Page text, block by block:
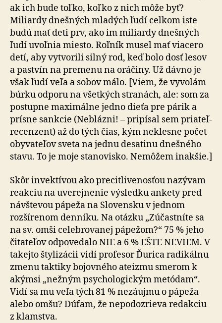
ak ich bude toľko, koľko z nich môže byť?
Miliardy dnešných mladých ľudí celkom iste
budú mať deti prv, ako im miliardy dnešných
ľudí uvoľnia miesto. Roľník musel mať viacero
detí, aby vytvorili silný rod, keď bolo dosť lesov
a pastvín na premenu na oráčiny. Už dávno je
však ľudí veľa a sobov málo. [Viem, že vyvolám
búrku odporu na všetkých stranách, ale: som za
postupne maximálne jedno dieťa pre párik a
prísne sankcie (Neblázni! – pripísal sem priateľ-
recenzent) až do tých čias, kým neklesne počet
obyvateľov sveta na jednu desatinu dnešného
stavu. To je moje stanovisko. Nemôžem inakšie.]
Skôr invektívou ako precitlivenosťou nazývam
reakciu na uverejnenie výsledku ankety pred
návštevou pápeža na Slovensku v jednom
rozšírenom denníku. Na otázku „Zúčastníte sa
na sv. omši celebrovanej pápežom?“ 75 % jeho
čitateľov odpovedalo NIE a 6 % EŠTE NEVIEM. V
takejto štylizácii vidí profesor Ďurica radikálnu
zmenu taktiky bojovného ateizmu smerom k
akýmsi „nežným psychologickým metódam“.
Vidí sa mu veľa tých 81 % nezáujmu o pápeža
alebo omšu? Dúfam, že nepodozrieva redakciu
z klamstva.